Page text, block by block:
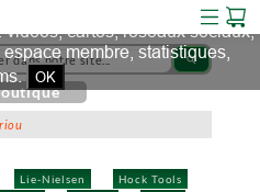
search
Lie-Nielsen
Hock Tools
collectent des cookies pour
cartes, réseaux sociaux,
membre, statistiques,
OK